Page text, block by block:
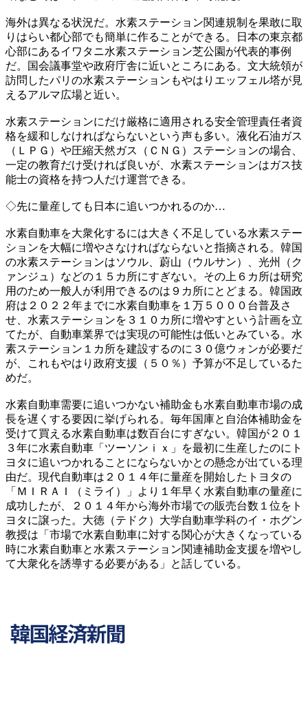
海外は異なる状況だ。水素ステーション関連規制を果敢に取
りはらい都心部でも簡単に作ることができる。日本の東京都
心部にあるイワタニ水素ステーション芝公園が代表的事例
だ。国会議事堂や政府庁舎に近いところにある。文大統領が
訪問したパリの水素ステーションもやはりエッフェル塔が見
えるアルマ広場と近い。
水素ステーションにだけ厳格に適用される安全管理責任者資
格を緩和しなければならないという声も多い。液化石油ガス
（ＬＰＧ）や圧縮天然ガス（ＣＮＧ）ステーションの場合、
一定の教育だけ受ければ良いが、水素ステーションはガス技
能士の資格を持つ人だけ運営できる。
◇先に量産しても日本に追いつかれるのか…
水素自動車を大衆化するには大きく不足している水素ステー
ションを大幅に増やさなければならないと指摘される。韓国
の水素ステーションはソウル、蔚山（ウルサン）、光州（ク
ァンジュ）などの１５カ所にすぎない。その上６カ所は研究
用のため一般人が利用できるのは９カ所にとどまる。韓国政
府は２０２２年までに水素自動車を１万５０００台普及さ
せ、水素ステーションを３１０カ所に増やすという計画を立
てたが、自動車業界では実現の可能性は低いとみている。水
素ステーション１カ所を建設するのに３０億ウォンが必要だ
が、これもやはり政府支援（５０％）予算が不足しているた
めだ。
水素自動車需要に追いつかない補助金も水素自動車市場の成
長を遅くする要因に挙げられる。毎年国庫と自治体補助金を
受けて買える水素自動車は数百台にすぎない。韓国が２０１
３年に水素自動車「ツーソンｉｘ」を最初に生産したのにト
ヨタに追いつかれることにならないかとの懸念が出ている理
由だ。現代自動車は２０１４年に量産を開始したトヨタの
「ＭＩＲＡＩ（ミライ）」より１年早く水素自動車の量産に
成功したが、２０１４年から海外市場での販売台数１位をト
ヨタに譲った。大徳（テドク）大学自動車学科のイ・ホグン
教授は「市場で水素自動車に対する関心が大きくなっている
時に水素自動車と水素ステーション関連補助金支援を増やし
て大衆化を誘導する必要がある」と話している。